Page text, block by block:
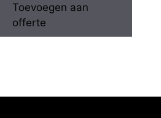
Toevoegen aan
offerte